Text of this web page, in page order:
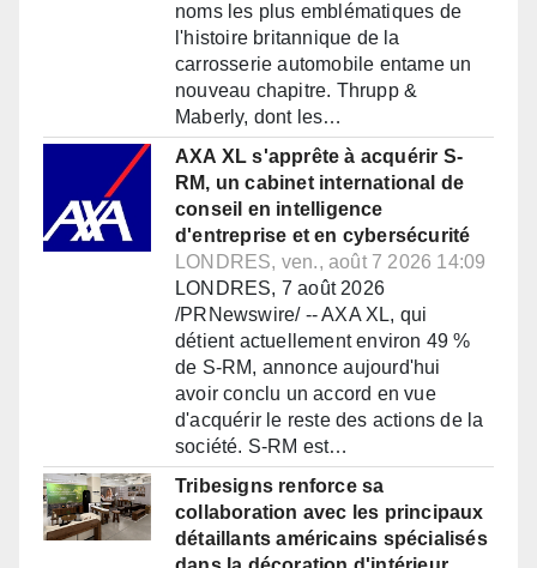
noms les plus emblématiques de
l'histoire britannique de la
carrosserie automobile entame un
nouveau chapitre. Thrupp &
Maberly, dont les…
AXA XL s'apprête à acquérir S-
RM, un cabinet international de
conseil en intelligence
d'entreprise et en cybersécurité
LONDRES, ven., août 7 2026 14:09
LONDRES, 7 août 2026
/PRNewswire/ -- AXA XL, qui
détient actuellement environ 49 %
de S-RM, annonce aujourd'hui
avoir conclu un accord en vue
d'acquérir le reste des actions de la
société. S-RM est…
Tribesigns renforce sa
collaboration avec les principaux
détaillants américains spécialisés